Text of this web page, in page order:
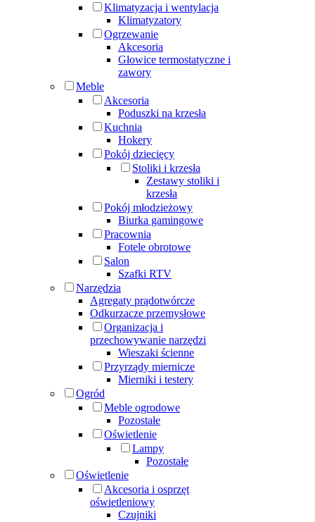
Klimatyzacja i wentylacja
Klimatyzatory
Ogrzewanie
Akcesoria
Głowice termostatyczne i
zawory
Meble
Akcesoria
Poduszki na krzesła
Kuchnia
Hokery
Pokój dziecięcy
Stoliki i krzesła
Zestawy stoliki i
krzesła
Pokój młodzieżowy
Biurka gamingowe
Pracownia
Fotele obrotowe
Salon
Szafki RTV
Narzędzia
Agregaty prądotwórcze
Odkurzacze przemysłowe
Organizacja i
przechowywanie narzędzi
Wieszaki ścienne
Przyrządy miernicze
Mierniki i testery
Ogród
Meble ogrodowe
Pozostałe
Oświetlenie
Lampy
Pozostałe
Oświetlenie
Akcesoria i osprzęt
oświetleniowy
Czujniki